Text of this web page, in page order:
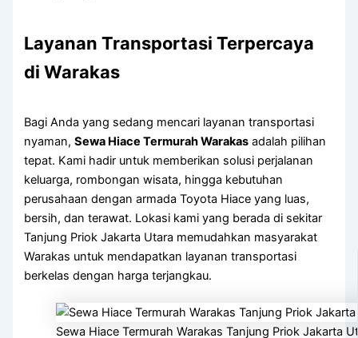
Layanan Transportasi Terpercaya
di Warakas
Bagi Anda yang sedang mencari layanan transportasi
nyaman,Sewa Hiace Termurah Warakas adalah pilihan
tepat. Kami hadir untuk memberikan solusi perjalanan
keluarga, rombongan wisata, hingga kebutuhan
perusahaan dengan armada Toyota Hiace yang luas,
bersih, dan terawat. Lokasi kami yang berada di sekitar
Tanjung Priok Jakarta Utara memudahkan masyarakat
Warakas untuk mendapatkan layanan transportasi
berkelas dengan harga terjangkau.
Sewa Hiace Termurah Warakas Tanjung Priok Jakarta